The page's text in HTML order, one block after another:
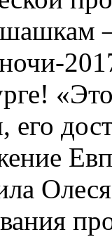
шашкам
его